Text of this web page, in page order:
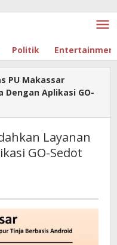
Politik
PU Makassar
Dengan Aplikasi GO-
Layanan
GO-Sedot